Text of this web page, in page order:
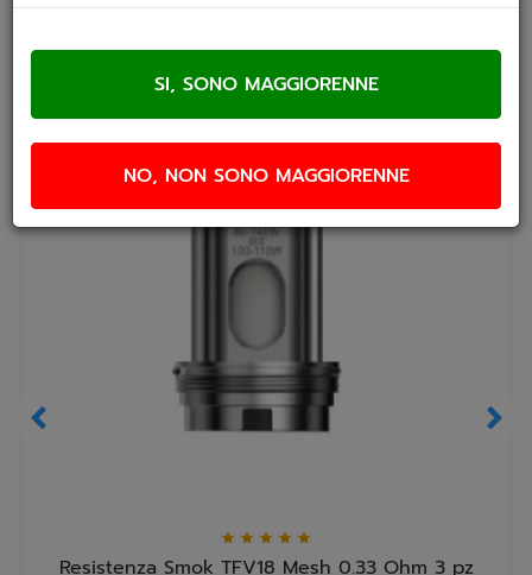
Resistenza Smok TFV18 Mesh 0.33 Ohm 3 pz
NO, NON SONO MAGGIORENNE